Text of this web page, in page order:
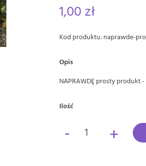
1,00 zł
Kod produktu: naprawde-
Opis
NAPRAWDĘ prosty produkt
Ilość
- +